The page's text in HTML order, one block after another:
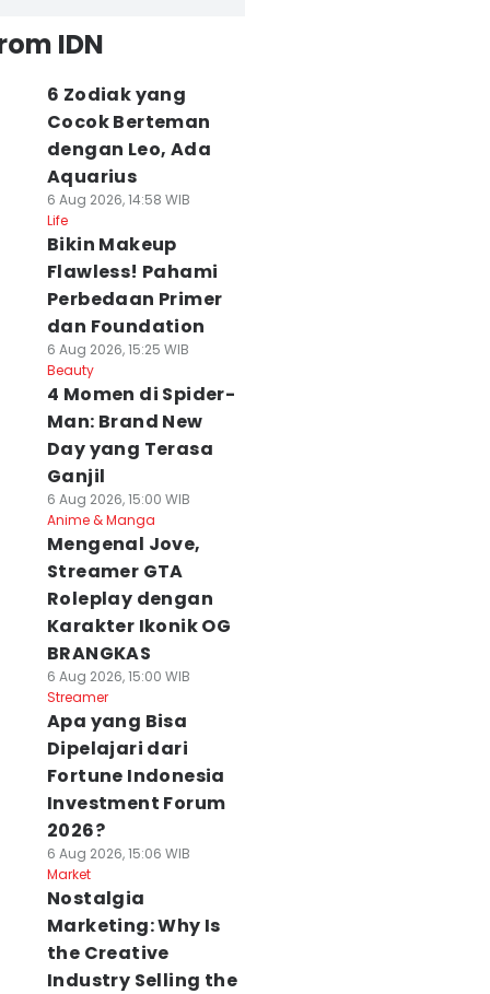
IDN
6 Zodiak yang
Cocok Berteman
dengan Leo, Ada
Aquarius
6 Aug 2026, 14:58 WIB
Life
Bikin Makeup
Flawless! Pahami
Perbedaan Primer
dan Foundation
6 Aug 2026, 15:25 WIB
Beauty
4 Momen di Spider-
Man: Brand New
Day yang Terasa
Ganjil
6 Aug 2026, 15:00 WIB
Anime & Manga
Mengenal Jove,
Streamer GTA
Roleplay dengan
Karakter Ikonik OG
BRANGKAS
6 Aug 2026, 15:00 WIB
Streamer
Apa yang Bisa
Dipelajari dari
Fortune Indonesia
Investment Forum
2026?
6 Aug 2026, 15:06 WIB
Market
Nostalgia
Marketing: Why Is
the Creative
Industry Selling the